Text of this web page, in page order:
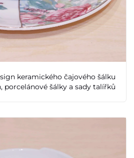
keramického čajového šálku
porcelánové šálky a sady talířků